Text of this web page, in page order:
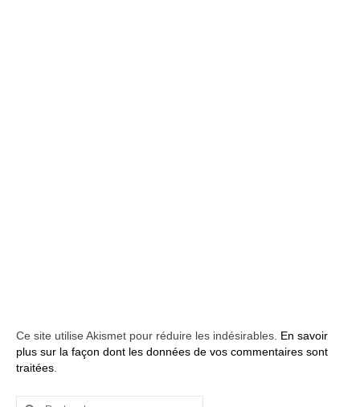
Ce site utilise Akismet pour réduire les indésirables. En savoir
plus sur la façon dont les données de vos commentaires sont
traitées
Rechercher